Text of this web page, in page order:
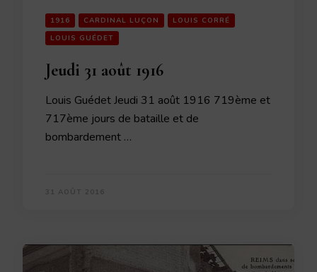
1916 CARDINAL LUÇON
LOUIS CORRÉ
LOUIS GUÉDET
Jeudi 31 août 1916
Louis Guédet Jeudi 31 août 1916 719ème et
717ème jours de bataille et de
bombardement …